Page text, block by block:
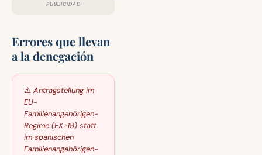
PUBLICIDAD
Errores que llevan
a la denegación
⚠️ Antragstellung im
EU-
Familienangehörigen-
Regime (EX-19) statt
im spanischen
Familienangehörigen-